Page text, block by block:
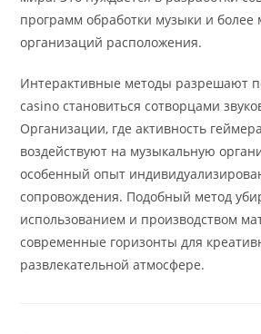
программ обработки музыки и более
организаций расположения.
Интерактивные методы разрешают
casino становиться сотворцами
Организации, где активность
воздействуют на музыкальную
особенный опыт
сопровождения. Подобный метод
использованием и производством
современные горизонты для
развлекательной атмосфере.